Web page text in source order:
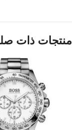
منتجات ذات